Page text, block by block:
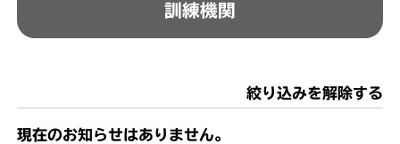
訓練機関
絞り込みを解除する
現在のお知らせはありません。